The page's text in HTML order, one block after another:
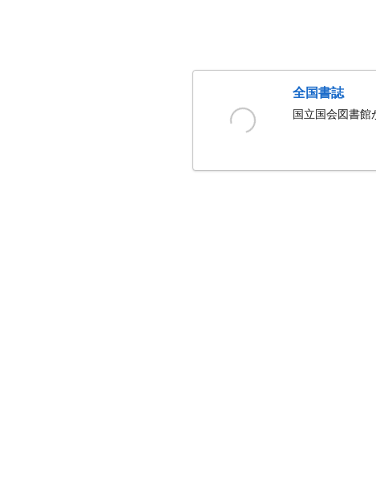
全国書誌
国立国会図書館